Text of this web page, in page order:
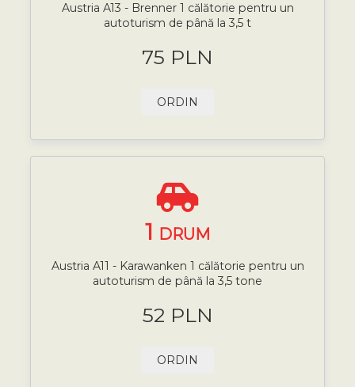
Austria A13 - Brenner 1 călătorie pentru un
autoturism de până la 3,5 t
75 PLN
ORDIN
1 DRUM
Austria A11 - Karawanken 1 călătorie pentru un
autoturism de până la 3,5 tone
52 PLN
ORDIN